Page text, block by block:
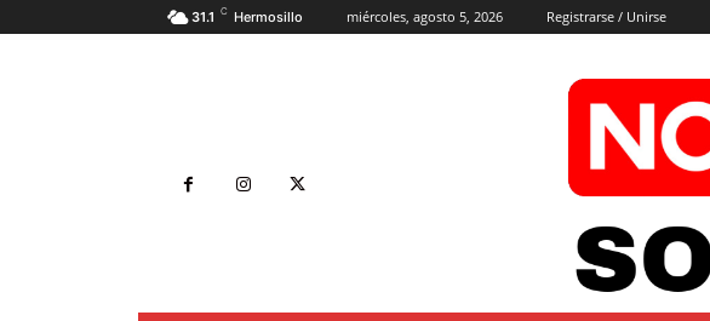
31.1 C Hermosillo miércoles, agosto 5, 2026 Registrarse / Unirse